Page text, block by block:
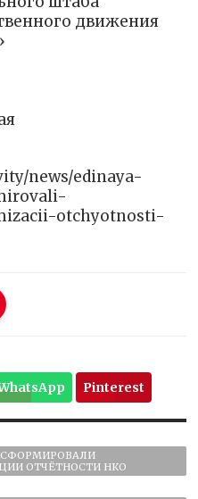
движения
news/edinaya-
otchyotnosti-
Pinterest
ОТЧЁТНОСТИ НКО